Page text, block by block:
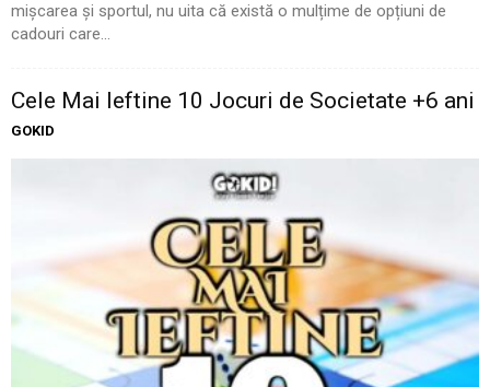
mișcarea și sportul, nu uita că există o mulțime de opțiuni de
cadouri care...
Cele Mai Ieftine 10 Jocuri de Societate +6 ani
GOKID